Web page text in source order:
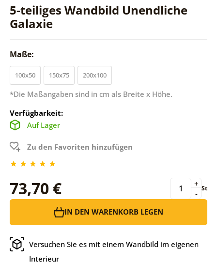
5-teiliges Wandbild Unendliche
Galaxie
Maße:
100x50 150x75 200x100
*Die Maßangaben sind in cm als Breite x Höhe.
Verfügbarkeit:
Auf Lager
Zu den Favoriten hinzufügen
73,70 € -
+ St
IN DEN WARENKORB LEGEN
Versuchen Sie es mit einem Wandbild im eigenen
Interieur